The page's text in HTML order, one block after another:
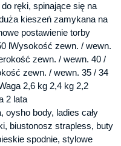
ręki, spinające się na
kieszeń zamykana na
postawienie torby
lWysokość zewn. / wewn.
zewn. / wewn. 40 /
zewn. / wewn. 35 / 34
2,6 kg 2,4 kg 2,2
2 lata
oysho body, ladies cały
biustonosz strapless, buty
spodnie, stylowe